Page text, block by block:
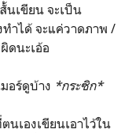
นเขียน จะเป็น
ทำได้ จะแค่วาดภาพ /
ดนะเอ้อ
อร์ดูบ้าง *กระซิก*
นเองเขียนเอาไว้ใน